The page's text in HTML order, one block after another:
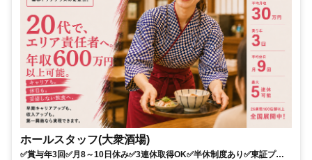
ホールスタッフ(大衆酒場)
✅賞与年3回✅月8～10日休み✅3連休取得OK✅半休制度あり✅東証プラ